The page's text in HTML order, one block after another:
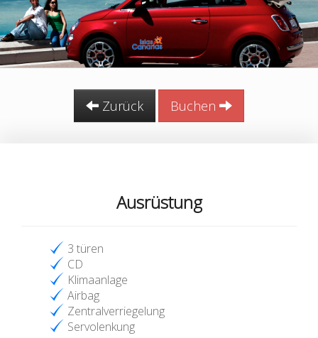
Zurück Buchen
Ausrüstung
3 türen
CD
Klimaanlage
Airbag
Zentralverriegelung
Servolenkung